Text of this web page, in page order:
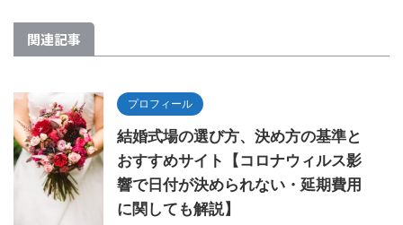
関連記事
プロフィール
結婚式場の選び方、決め方の基準と
おすすめサイト【コロナウィルス影
響で日付が決められない・延期費用
に関しても解説】